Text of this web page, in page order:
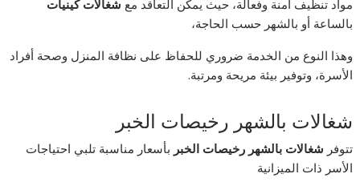
مواد تنظيف آمنة وفعالة، حيث يمكن التعاقد مع شغالات كينيات
بالساعة أو بالشهر حسب الحاجة،
وهذا النوع من الخدمة ضروري للحفاظ على نظافة المنزل وصحة أفراد
الأسرة، وتوفير بيئة مريحة ومرتبة.
شغالات بالشهر رخيصات الخبر
تتوفر شغالات بالشهر رخيصات الخبر بأسعار مناسبة تلبي احتياجات
الأسر ذات الميزانية